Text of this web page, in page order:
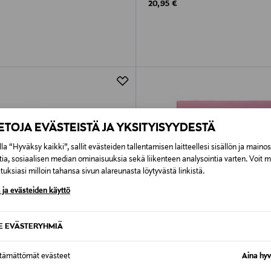
EVÄSTEISTÄ JA YKSITYISYYDESTÄ
“Hyväksy kaikki”, sallit evästeiden tallentamisen laitteellesi sisällön ja
sosiaalisen median ominaisuuksia sekä liikenteen analysointia varten. Voit
milloin tahansa sivun alareunasta löytyvästä linkistä.
ja evästeiden käyttö
EVÄSTERYHMIÄ
evästeet Aina
Original Price
20,95 €